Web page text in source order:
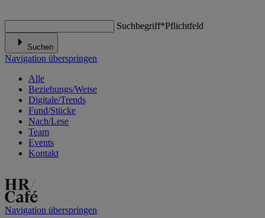
Suchbegriff*Pflichtfeld
Suchen
Navigation überspringen
Alle
Beziehungs/Weise
Digitale/Trends
Fund/Stücke
Nach/Lese
Team
Events
Kontakt
Navigation überspringen